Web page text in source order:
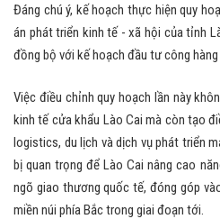
Đáng chú ý, kế hoạch thực hiện quy
án phát triển kinh tế - xã hội của tỉnh
đồng bộ với kế hoạch đầu tư công
Việc điều chỉnh quy hoạch lần này
kinh tế cửa khẩu Lào Cai mà còn tạo
logistics, du lịch và dịch vụ phát triển
bị quan trọng để Lào Cai nâng cao
ngõ giao thương quốc tế, đóng góp
miền núi phía Bắc trong giai đoạn tới.